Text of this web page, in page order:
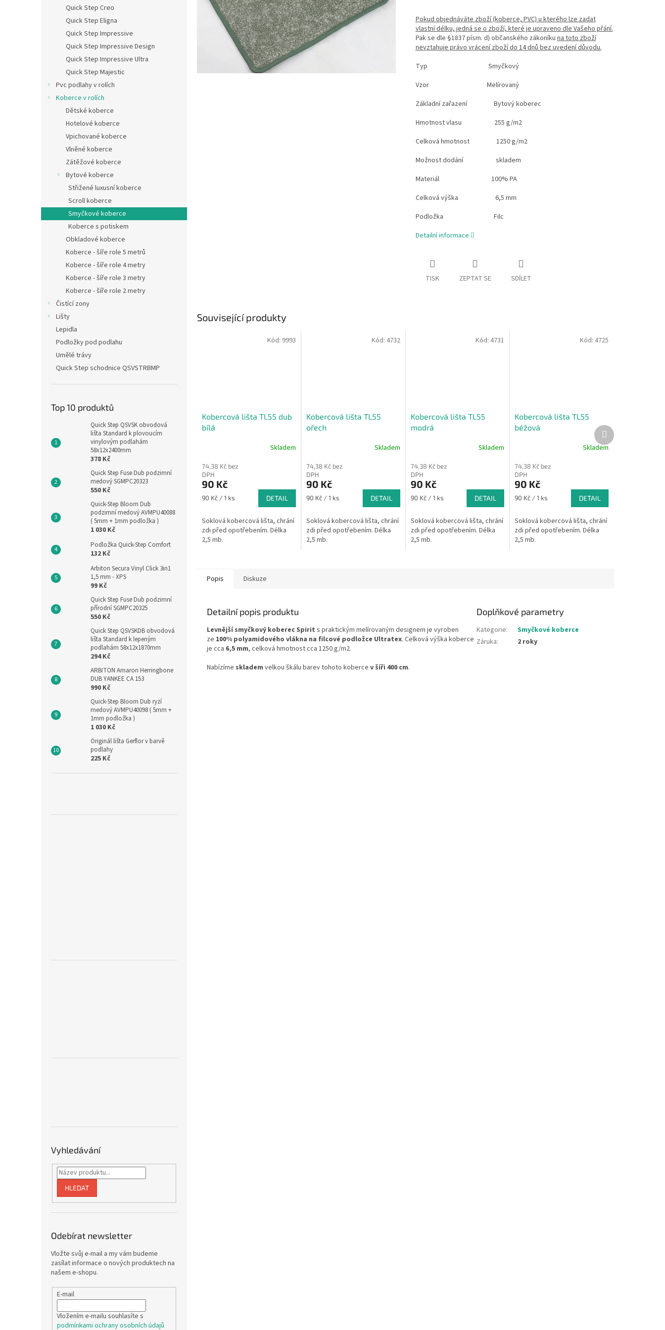
Quick Step Creo
Quick Step Eligna
Quick Step Impressive
Quick Step Impressive Design
Quick Step Impressive Ultra
Quick Step Majestic
Pvc podlahy v rolích
Koberce v rolích
Dětské koberce
Hotelové koberce
Vpichované koberce
Vlněné koberce
Zátěžové koberce
Bytové koberce
Střižené luxusní koberce
Scroll koberce
Smyčkové koberce
Koberce s potiskem
Obkladové koberce
Koberce - šíře role 5 metrů
Koberce - šíře role 4 metry
Koberce - šíře role 3 metry
Koberce - šíře role 2 metry
Čistící zony
Lišty
Lepidla
Podložky pod podlahu
Umělé trávy
Quick Step schodnice QSVSTRBMP
Top 10 produktů
Quick Step QSVSK obvodová
lišta Standard k plovoucím
vinylovým podlahám
58x12x2400mm
378 Kč
Quick Step Fuse Dub podzimní
medový SGMPC20323
550 Kč
Quick-Step Bloom Dub
podzimní medový AVMPU40088
( 5mm + 1mm podložka )
1 030 Kč
Podložka Quick-Step Comfort
132 Kč
Arbiton Secura Vinyl Click 3in1
1,5 mm - XPS
99 Kč
Quick Step Fuse Dub podzimní
přírodní SGMPC20325
550 Kč
Quick Step QSVSKDB obvodová
lišta Standard k lepeným
podlahám 58x12x1870mm
294 Kč
ARBITON Amaron Herringbone
DUB YANKEE CA 153
990 Kč
Quick-Step Bloom Dub ryzí
medový AVMPU40098 ( 5mm +
1mm podložka )
1 030 Kč
Originál lišta Gerflor v barvě
podlahy
225 Kč
Vyhledávání
HLEDAT
Odebírat newsletter
Vložte svůj e-mail a my vám budeme
zasílat informace o nových produktech na
našem e-shopu.
E-mail
Vložením e-mailu souhlasíte s
podmínkami ochrany osobních údajů
Pokud objednáváte zboží (koberce, PVC) u kterého lze zadat
vlastní délku, jedná se o zboží, které je upraveno dle Vašeho přání.
Pak se dle §1837 písm. d) občanského zákoníkuna toto zboží
nevztahuje právo vrácení zboží do 14 dnů bez uvedení důvodu.
Typ Smyčkový
Vzor Melírovaný
Základní zařazení Bytový koberec
Hmotnost vlasu 255 g/m2
Celková hmotnost 1250 g/m2
Možnost dodání skladem
Materiál 100% PA
Celková výška 6,5 mm
Podložka Filc
Detailní informace
TISK ZEPTAT SE SDÍLET
Související produkty
Kobercová lišta TL55 dub
bílá
Skladem
74,38 Kč bez
DPH
90 Kč
Měrná
90 Kč / 1 ks DETAIL
Soklová kobercová lišta, chrání
zdi před opotřebením. Délka
2,5 mb.
Kód: 9993
Kobercová lišta TL55
ořech
Skladem
74,38 Kč bez
DPH
90 Kč
Měrná
90 Kč / 1 ks DETAIL
Soklová kobercová lišta, chrání
zdi před opotřebením. Délka
2,5 mb.
Kód: 4732
Kobercová lišta TL55
modrá
Skladem
74,38 Kč bez
DPH
90 Kč
Měrná
90 Kč / 1 ks DETAIL
Soklová kobercová lišta, chrání
zdi před opotřebením. Délka
2,5 mb.
Kód: 4731
Kobercová lišta TL55
béžová
Skladem
74,38 Kč bez
DPH
90 Kč
Měrná
90 Kč / 1 ks DETAIL
Soklová kobercová lišta, chrání
zdi před opotřebením. Délka
2,5 mb.
Kód: 4725
Další
produkt
Popis Diskuze
Detailní popis produktu
Levnější smyčkový koberec Spirit s praktickým melírovaným designem je vyroben
ze 100% polyamidového vlákna na filcové podložce Ultratex. Celková výška koberce
je cca 6,5 mm, celková hmotnost cca 1250 g/m2.
Nabízíme skladem velkou škálu barev tohoto koberce v šíři 400 cm.
Doplňkové parametry
Kategorie:
Smyčkové koberce
Záruka: 2 roky